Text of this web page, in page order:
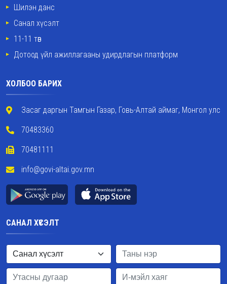
Шилэн данс
Санал хүсэлт
11-11 төв
Дотоод үйл ажиллагааны удирдлагын платформ
ХОЛБОО БАРИХ
Засаг даргын Тамгын Газар, Говь-Алтай аймаг, Монгол улс
70483360
70481111
info@govi-altai.gov.mn
САНАЛ ХҮСЭЛТ